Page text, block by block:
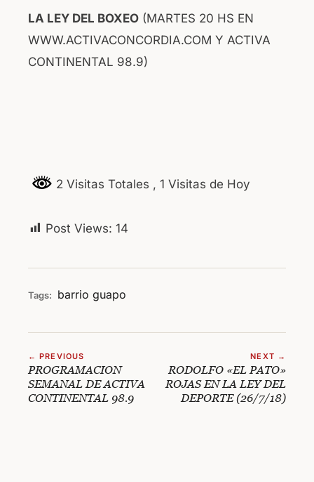
LA LEY DEL BOXEO (MARTES 20 HS EN
WWW.ACTIVACONCORDIA.COM Y ACTIVA
CONTINENTAL 98.9)
2 Visitas Totales , 1 Visitas de Hoy
Post Views: 14
Tags: barrio guapo
← PREVIOUS
PROGRAMACION
SEMANAL DE ACTIVA
CONTINENTAL 98.9
NEXT →
RODOLFO «EL PATO»
ROJAS EN LA LEY DEL
DEPORTE (26/7/18)